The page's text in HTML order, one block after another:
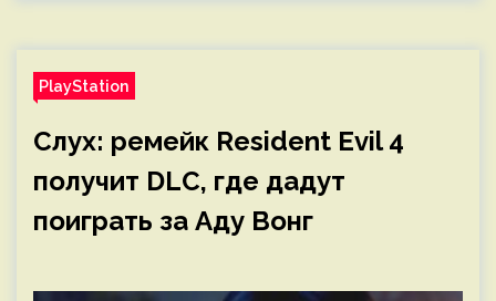
PlayStation
Слух: ремейк Resident Evil 4
получит DLC, где дадут
поиграть за Аду Вонг